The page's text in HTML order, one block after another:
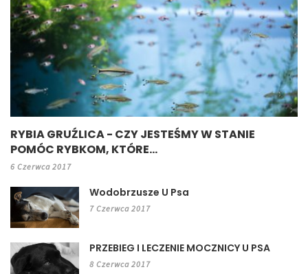
RYBIA GRUŹLICA - CZY JESTEŚMY W STANIE
POMÓC RYBKOM, KTÓRE...
6 Czerwca 2017
Wodobrzusze U Psa
7 Czerwca 2017
PRZEBIEG I LECZENIE MOCZNICY U PSA
8 Czerwca 2017